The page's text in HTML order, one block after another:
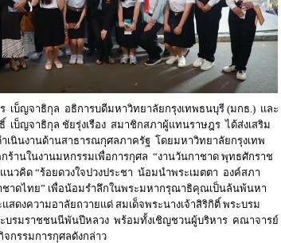
บ็ญจาธิกุล อธิการบดีมหาวิทยาลัยกรุงเทพธนบุรี (มกธ.) และ
เบ็ญจาธิกุล ชัยรุ่งเรือง สมาชิกสภาผู้แทนราษฎร ได้ส่งเสริม
เนินงานด้านสาธารณกุศลภาครัฐ โดยมหาวิทยาลัยกรุงเทพ
ร้านในงานมหกรรมเพื่อการกุศล “งานวันกาชาด พุทธศักราช
แนวคิด “ร้อยดวงใจปวงประชา น้อมนำพระเมตตา องค์สภา
ชาดไทย” เพื่อน้อมรำลึกในพระมหากรุณาธิคุณเป็นล้นพ้นหา
สดงความอาลัยถวายแด่ สมเด็จพระนางเจ้าสิริกิติ์ พระบรม
บรมราชชนนีพันปีหลวง พร้อมทั้งเชิญชวนผู้บริหาร คณาจารย์
กรรมการกุศลดังกล่าว